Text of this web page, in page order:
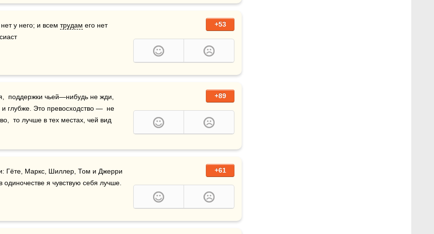
+53
у него; и всем трудам его нет
+89
поддержки чьей—нибудь не жди,
глубже. Это превосходство —  не
то лучше в тех местах, чей вид
+61
Гёте, Маркс, Шиллер, Том и Джерри
я чувствую себя лучше.